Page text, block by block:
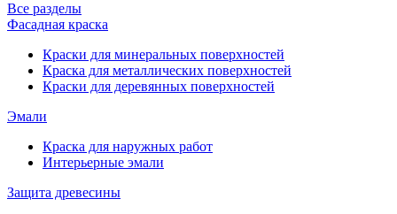
Все разделы
Фасадная краска
Краски для минеральных поверхностей
Краска для металлических поверхностей
Краски для деревянных поверхностей
Эмали
Краска для наружных работ
Интерьерные эмали
Защита древесины